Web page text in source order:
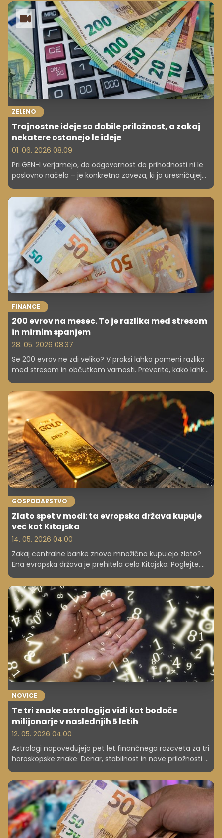
ZELENO
Trajnostne ideje so dobile priložnost, a zakaj
nekatere ostanejo le ideje
01. 06. 2026 08.09
Pri GEN-I verjamejo, da odgovornost do prihodnosti ni le
poslovno načelo – je konkretna zaveza, ki jo uresničujejo
vlogo igrajo pri prehodu v bolj trajnostno družbo.
FINANCE
200 evrov na mesec. To je razlika med stresom
in mirnim spanjem
28. 05. 2026 08.37
Se 200 evrov ne zdi veliko? V praksi lahko pomeni razliko
med stresom in občutkom varnosti. Preverite, kako lahko
GOSPODARSTVO
Zlato spet v modi: ta evropska država kupuje
več kot Kitajska
14. 05. 2026 04.00
Zakaj centralne banke znova množično kupujejo zlato?
Ena evropska država je prehitela celo Kitajsko. Poglejte,
NOVICE
Te tri znake astrologija vidi kot bodoče
milijonarje v naslednjih 5 letih
12. 05. 2026 04.00
Astrologi napovedujejo pet let finančnega razcveta za tri
horoskopske znake. Denar, stabilnost in nove priložnosti –